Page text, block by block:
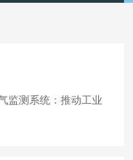
监测系统：推动工业